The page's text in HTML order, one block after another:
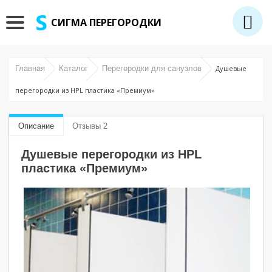
СИГМА ПЕРЕГОРОДКИ
Главная Каталог Перегородки для санузлов Душевые
перегородки из HPL пластика «Премиум»
Описание Отзывы 2
Душевые перегородки из HPL
пластика «Премиум»